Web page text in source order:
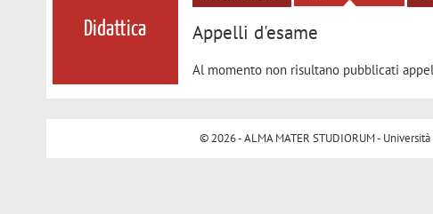
Didattica Appelli d'esame
Al momento non risultano pubblicati
© 2026 - ALMA MATER STUDIORUM -